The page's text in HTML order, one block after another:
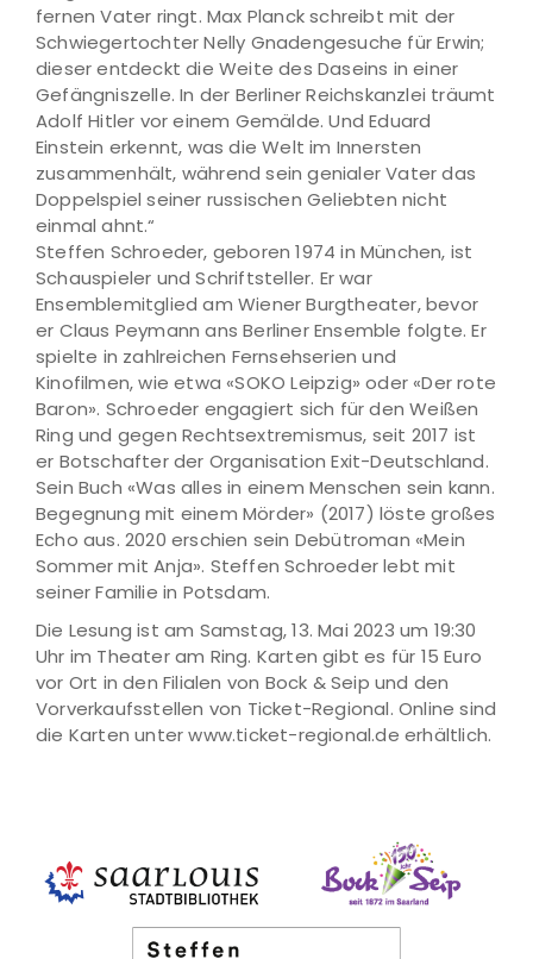
fernen Vater ringt. Max Planck schreibt mit der
Schwiegertochter Nelly Gnadengesuche für Erwin;
dieser entdeckt die Weite des Daseins in einer
Gefängniszelle. In der Berliner Reichskanzlei träumt
Adolf Hitler vor einem Gemälde. Und Eduard
Einstein erkennt, was die Welt im Innersten
zusammenhält, während sein genialer Vater das
Doppelspiel seiner russischen Geliebten nicht
einmal ahnt.“
Steffen Schroeder, geboren 1974 in München, ist
Schauspieler und Schriftsteller. Er war
Ensemblemitglied am Wiener Burgtheater, bevor
er Claus Peymann ans Berliner Ensemble folgte. Er
spielte in zahlreichen Fernsehserien und
Kinofilmen, wie etwa «SOKO Leipzig» oder «Der rote
Baron». Schroeder engagiert sich für den Weißen
Ring und gegen Rechtsextremismus, seit 2017 ist
er Botschafter der Organisation Exit-Deutschland.
Sein Buch «Was alles in einem Menschen sein kann.
Begegnung mit einem Mörder» (2017) löste großes
Echo aus. 2020 erschien sein Debütroman «Mein
Sommer mit Anja». Steffen Schroeder lebt mit
seiner Familie in Potsdam.
Die Lesung ist am Samstag, 13. Mai 2023 um 19:30
Uhr im Theater am Ring. Karten gibt es für 15 Euro
vor Ort in den Filialen von Bock & Seip und den
Vorverkaufsstellen von Ticket-Regional. Online sind
die Karten unter www.ticket-regional.de erhältlich.